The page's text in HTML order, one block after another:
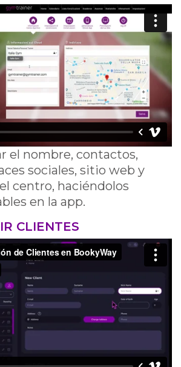
el nombre, contactos,
sociales, sitio web y
centro, haciéndolos
en la app.
CLIENTES